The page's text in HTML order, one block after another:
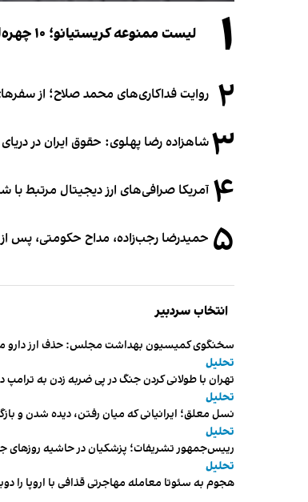
۱ لیست ممنوعه کریستیانو؛ ۱۰ چهره‌ای که در مراسم عروسی رونالدو و جورجینا جایی ندارند
۲ روایت فداکاری‌های محمد صلاح؛ از سفرهای ۹ ساعته تا خوابیدن زیر آسمان
۳شاهزاده رضا پهلوی: حقوق ایران در
۴ آمریکا صرافی‌های ارز دیجیتال مرتبط
۵ حمیدرضا رجب‌زاده، مداح حکومتی، پس
انتخاب سردبیر
سخنگوی کمیسیون بهداشت مجلس: حذف ارز دارو می‌تواند ۱۴۰۶ را به «سال کشتار
تحلیل
تهران با طولانی کردن جنگ در پی ضربه زدن به ترامپ
تحلیل
نسل معلق؛ ایرانیانی که میان رفتن، دیده شدن و
تحلیل
رییس‌جمهور تشریفات؛ پزشکیان در حاشیه روزهای
تحلیل
هجوم به سئوتا معامله مهاجرتی قذافی با اروپا را